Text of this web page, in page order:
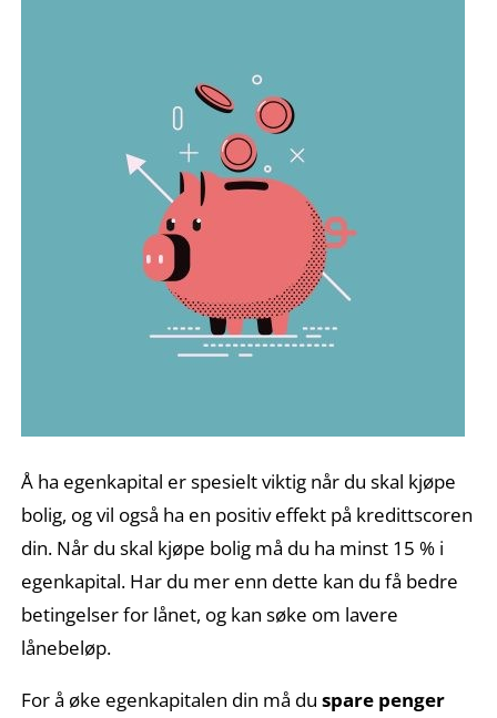
Å ha egenkapital er spesielt viktig når du skal kjøpe
bolig, og vil også ha en positiv effekt på kredittscoren
din. Når du skal kjøpe bolig må du ha minst 15 % i
egenkapital. Har du mer enn dette kan du få bedre
betingelser for lånet, og kan søke om lavere
lånebeløp.
For å øke egenkapitalen din må du spare penger